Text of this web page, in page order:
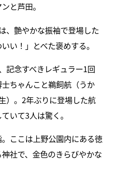
と芦田。
、艶やかな振袖で登場した
い！」とべた褒めする。
記念すべきレギュラー1回
ちゃんこと鵜飼航（うか
）。2年ぶりに登場した航
いて3人は驚く。
ここは上野公園内にある徳
社で、金色のきらびやかな